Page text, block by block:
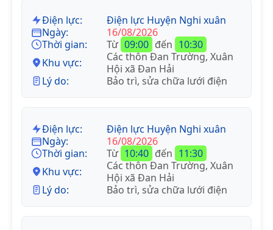
Điện lực:
Điện lực Huyện Nghi xuân
Ngày:
16/08/2026
Thời gian:
Từ 09:00 đến 10:30
Khu vực:
Các thôn Đan Trường, Xuân
Hội xã Đan Hải
Lý do:
Bảo trì, sửa chữa lưới điện
Điện lực:
Điện lực Huyện Nghi xuân
Ngày:
16/08/2026
Thời gian:
Từ 10:40 đến 11:30
Khu vực:
Các thôn Đan Trường, Xuân
Hội xã Đan Hải
Lý do:
Bảo trì, sửa chữa lưới điện